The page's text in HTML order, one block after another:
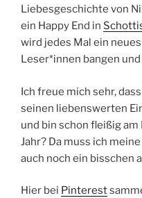
Liebesgeschichte von
ein Happy End in
wird jedes Mal ein
Leser*innen bangen
Ich freue mich sehr,
seinen liebenswerten
und bin schon fleißig am
Jahr? Da muss ich meine
auch noch ein bisschen
Hier bei Pinterest